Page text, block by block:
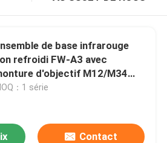
de base infrarouge
refroidi FW-A3 avec
d'objectif M12/M34
W de consommation
thermique haute sensibilité
：1 série
Contact